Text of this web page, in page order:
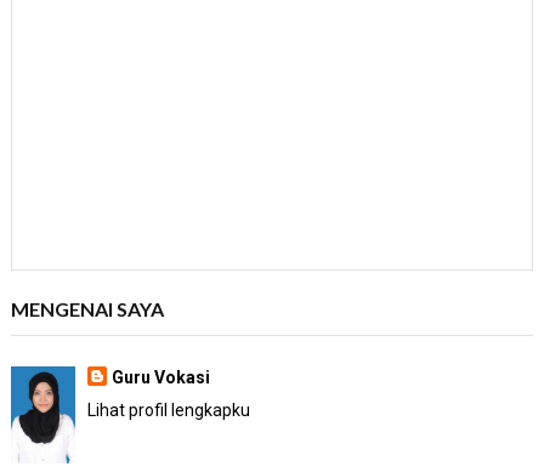
MENGENAI SAYA
Guru Vokasi
Lihat profil lengkapku